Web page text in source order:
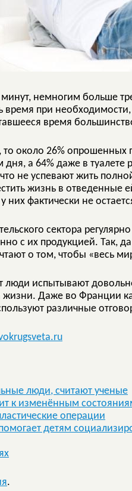
минут, немногим больше
при необходимости,
время
то около 26%
а 64% даже в туалете
не успевают жить
жизнь в
них фактически не
сектора
с их продукцией. Так,
о том, чтобы «весь
люди испытывают
жизни. Даже во Франции
различные
люди, считают ученые
к изменённым
операции
детям
.